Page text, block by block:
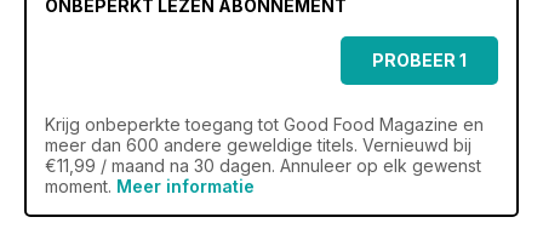
ONBEPERKT LEZEN ABONNEMENT
PROBEER 1
Krijg onbeperkte toegang tot Good Food Magazine en
meer dan 600 andere geweldige titels. Vernieuwd bij
€11,99 / maand na 30 dagen. Annuleer op elk gewenst
moment. Meer informatie